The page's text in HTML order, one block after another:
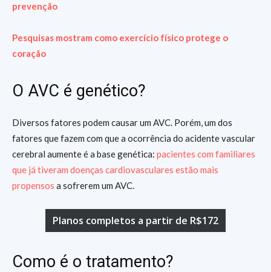
prevenção
Pesquisas mostram como exercício físico protege o
coração
O AVC é genético?
Diversos fatores podem causar um AVC. Porém, um dos
fatores que fazem com que a ocorrência do acidente vascular
cerebral aumente é a base genética: pacientes com familiares
que já tiveram doenças cardiovasculares estão mais
propensos a sofrerem um AVC.
Planos completos a partir de R$172
Como é o tratamento?